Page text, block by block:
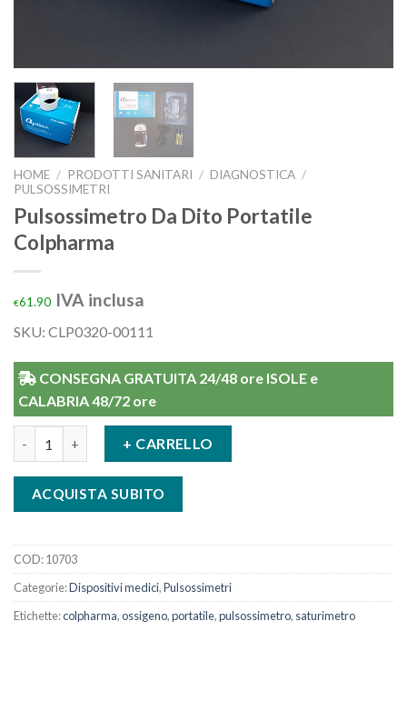
HOME / PRODOTTI SANITARI / DIAGNOSTICA /
PULSOSSIMETRI
Pulsossimetro Da Dito Portatile
Colpharma
€61.90 IVA inclusa
SKU: CLP0320-00111
CONSEGNA GRATUITA 24/48 ore ISOLE e
CALABRIA 48/72 ore
+ CARRELLO
ACQUISTA SUBITO
COD:10703
Categorie:Dispositivi medici,Pulsossimetri
Etichette:colpharma,ossigeno,portatile,pulsossimetro, saturimetro